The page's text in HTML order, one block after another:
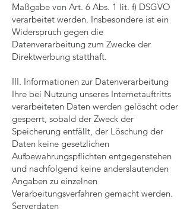
Maßgabe von Art. 6 Abs. 1 lit. f) DSGVO
verarbeitet werden. Insbesondere ist ein
Widerspruch gegen die
Datenverarbeitung zum Zwecke der
Direktwerbung statthaft.
III. Informationen zur Datenverarbeitung
Ihre bei Nutzung unseres Internetauftritts
verarbeiteten Daten werden gelöscht oder
gesperrt, sobald der Zweck der
Speicherung entfällt, der Löschung der
Daten keine gesetzlichen
Aufbewahrungspflichten entgegenstehen
und nachfolgend keine anderslautenden
Angaben zu einzelnen
Verarbeitungsverfahren gemacht werden.
Serverdaten